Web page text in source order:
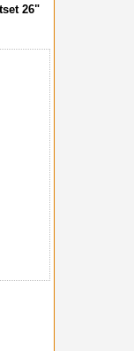
26"